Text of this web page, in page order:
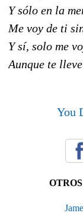
Y sólo en la
Me voy de ti
Y sí, solo me
Aunque te
You